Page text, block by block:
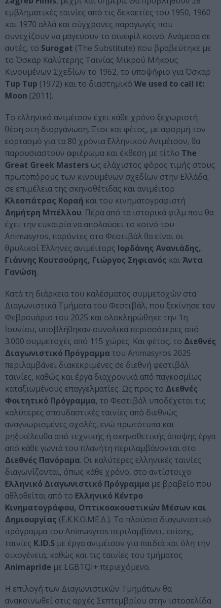
εμβληματικές ταινίες από τις δεκαετίες του 1950, 1960
και 1970 αλλά και σύγχρονες παραγωγές που
συνεχίζουν να μαγεύουν το σινεφίλ κοινό. Ανάμεσα σε
αυτές, το Surogat (The Substitute) που βραβεύτηκε με
το Όσκαρ Καλύτερης Ταινίας Μικρού Μήκους
Κινουμένων Σχεδίων το 1962, το υποψήφιο για Όσκαρ
Tup Tup (1972) και το διαστημικό We used to call it:
Moon (2011).
Το ελληνικό ανιμέισον έχει κάθε χρόνο ξεχωριστή
θέση στη διοργάνωση. Έτσι και φέτος, με αφορμή τον
εορτασμό για τα 80 χρόνια Ελληνικού Ανιμέισον, θα
παρουσιαστούν αφιέρωμα και έκθεση με τίτλο The
Great Greek Masters ως ελάχιστος φόρος τιμής στους
πρωτοπόρους των κινουμένων σχεδίων στην Ελλάδα,
σε επιμέλεια της σκηνοθέτιδας και ανιμέιτορ
Κλεοπάτρας Κοραή και του κινηματογραφιστή
Δημήτρη Μπέλλου. Πέρα από τα ιστορικά φιλμ που θα
έχει την ευκαιρία να απολαύσει το κοινό του
Animasyros, παρόντες στο Φεστιβάλ θα είναι οι
θρυλικοί Έλληνες ανιμέιτορς Ιορδάνης Ανανιάδης,
Γιάννης Κουτσούρης, Γιώργος Σηφιανός καιΆντα
Γανώση.
Κατά τη διάρκεια του καλέσματος συμμετοχών στα
Διαγωνιστικά Τμήματα του Φεστιβάλ, που ξεκίνησε τον
Φεβρουάριο του 2025 και ολοκληρώθηκε την 1η
Ιουνίου, υποβλήθηκαν συνολικά περισσότερες από
3.000 συμμετοχές από 115 χώρες. Και φέτος, το Διεθνές
Διαγωνιστικό Πρόγραμμα του Animasyros 2025
περιλαμβάνει διακεκριμένες σε διεθνή φεστιβάλ
ταινίες, καθώς και έργα διαχρονικά από παγκοσμίως
καταξιωμένους επαγγελματίες. Ως προς το Διεθνές
Φοιτητικό Πρόγραμμα, το Φεστιβάλ υποδέχεται τις
καλύτερες σπουδαστικές ταινίες από διεθνώς
αναγνωρισμένες σχολές, ενώ πρωτότυπα και
ρηξικέλευθα από τεχνικής ή σκηνοθετικής άποψης έργα
από κάθε γωνιά του πλανήτη περιλαμβάνονται στο
Διεθνές Πανόραμα. Οι καλύτερες ελληνικές ταινίες
διαγωνίζονται, όπως κάθε χρόνο, στο αντίστοιχο
Ελληνικό Διαγωνιστικό Πρόγραμμα με βραβείο που
αθλοθείται από το Ελληνικό Κέντρο
Κινηματογράφου, Οπτικοακουστικών Μέσων και
Δημιουργίας (Ε.Κ.Κ.Ο.ΜΕ.Δ.). Το πλούσιο διαγωνιστικό
πρόγραμμα του Animasyros περιλαμβάνει, επίσης,
ταινίες K.ID.S με έργα ανιμέισον για παιδιά και όλη την
οικογένεια, καθώς και τις ταινίες του τμήματος
Animapride με LGBTQI+ περιεχόμενο.
Η επιλογή των Διαγωνιστικών Τμημάτων θα
ανακοινωθεί στις αρχές Σεπτεμβρίου στην ιστοσελίδα